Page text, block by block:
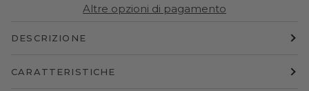
Altre opzioni di pagamento
DESCRIZIONE
CARATTERISTICHE